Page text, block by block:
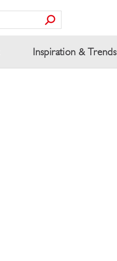
Inspiration & Trends